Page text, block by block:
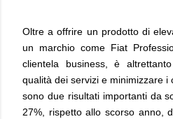
Oltre a offrire un prodotto di
un marchio come Fiat
clientela business, è
qualità dei servizi e minimizzare i
sono due risultati importanti da
27%, rispetto allo scorso anno,